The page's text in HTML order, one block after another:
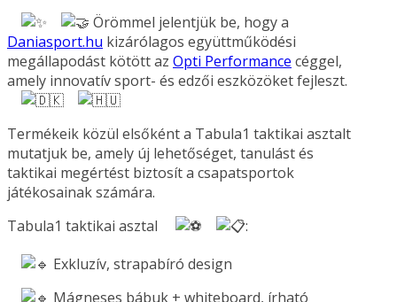
Örömmel jelentjük be, hogy a
Daniasport.hu kizárólagos együttműködési
megállapodást kötött az Opti Performance céggel,
amely innovatív sport- és edzői eszközöket fejleszt.
Termékeik közül elsőként a Tabula1 taktikai asztalt
mutatjuk be, amely új lehetőséget, tanulást és
taktikai megértést biztosít a csapatsportok
játékosainak számára.
Tabula1 taktikai asztal
:
Exkluzív, strapabíró design
Mágneses bábuk + whiteboard, írható